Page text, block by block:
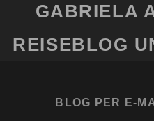
GABRIELA
REISEBLOG
BLOG PER E-